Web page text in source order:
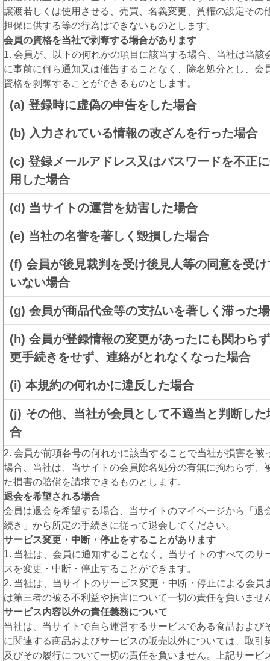
譲渡若しくは使用させる、売買、名義変更、質権の設定その
担保に供する等の行為はできないものとします。
会員の資格を当社で剥奪する場合があります
1. 会員が、以下の何れかの項目に該当する場合、当社は当該
に事前に何ら通知又は催告することなく、除名処分とし、会
資格を剥奪することができるものとします。
(a) 登録時に虚偽の申告をした場合
(b) 入力されている情報の改ざんを行った場合
(c) 登録メールアドレス又はパスワードを不正
用した場合
(d) 当サイトの運営を妨害した場合
(e) 当社の名誉を著しく毀損した場合
(f) 会員が後見裁判を受け後見人等の同意を受け
いない場合
(g) 会員が商品代金等の支払いを著しく滞った
(h) 会員が登録情報の変更があったにも関わら
更手続きをせず、連絡がとれなくなった場合
(i) 本規約の何れかに違反した場合
(j) その他、当社が会員として不適当と判断した
合
2. 会員が前項各号の何れかに該当することで当社が損害を被
場合、当社は、当サイトの会員除名処分の有無に拘わらず、
た損害の賠償を請求できるものとします。
退会を希望される場合
会員は退会を希望する場合、当サイトのマイページから「退
続き」から所定の手続きに従って退会してください。
サービス変更・中断・停止をすることがあります
1. 当社は、会員に通知することなく、当サイトのすべてのサ
スを変更・中断・停止することができます。
2. 当社は、当サイトのサービス変更・中断・停止による会員
は第三者の被る不利益や損害について一切の責任を負いませ
サービス内容以外の責任義務について
当社は、当サイトで自ら運営するサービスである食品および
に関連する商品およびサービスの販売以外については、取引
及びその履行について一切の責任を負いません。上記サービ